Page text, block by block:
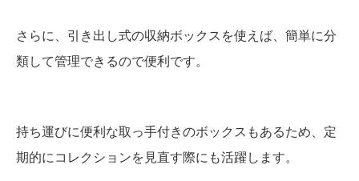
さらに、引き出し式の収納ボックスを使えば、簡単に分
類して管理できるので便利です。
持ち運びに便利な取っ手付きのボックスもあるため、定
期的にコレクションを見直す際にも活躍します。